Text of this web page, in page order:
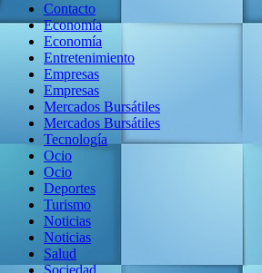
Contacto
Economía
Economía
Entretenimiento
Empresas
Empresas
Mercados Bursátiles
Mercados Bursátiles
Tecnología
Ocio
Ocio
Deportes
Turismo
Noticias
Noticias
Salud